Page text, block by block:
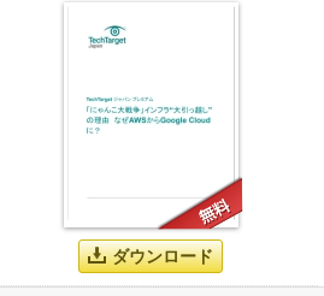
ダウンロード